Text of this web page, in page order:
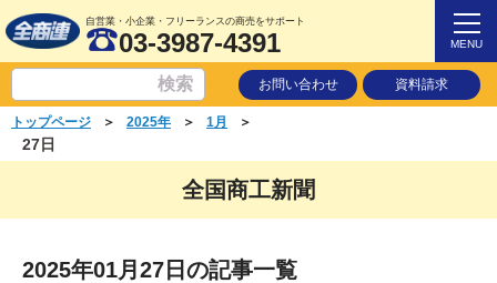
自営業・小企業・フリーランスの商売をサポート
03-3987-4391 MENU
お問い合わせ 資料請求
トップページ ＞ 2025年 ＞ 1月 ＞
27日
全国商工新聞
2025年01月27日の記事一覧